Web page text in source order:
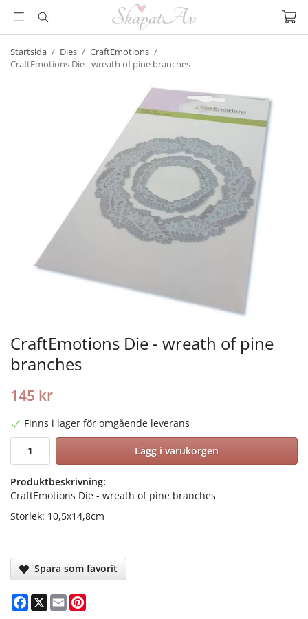
Startsida / Dies / CraftEmotions /
CraftEmotions Die - wreath of pine branches
CraftEmotions Die - wreath of pine
branches
145 kr
Finns i lager för omgående leverans
Lägg i varukorgen
Produktbeskrivning:
CraftEmotions Die - wreath of pine branches
Storlek: 10,5x14,8cm
Spara som favorit
Facebook
X Email